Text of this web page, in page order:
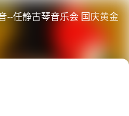
--任静古琴音乐会 国庆黄金